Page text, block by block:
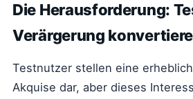
Die Herausforderung:
Verärgerung
Testnutzer stellen eine
Akquise dar, aber dieses